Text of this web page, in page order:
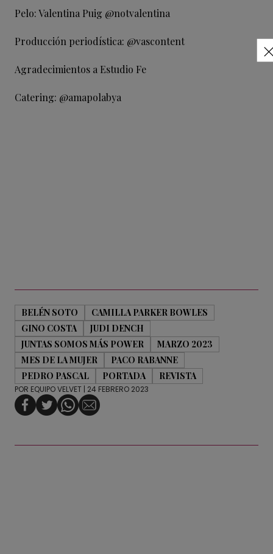
Pelo: Valentina Puig @notvalentina
Producción periodística: @vascontent
Agradecimientos a Estudio Fe
Catering: @amapolabya
BELÉN SOTO
CAMILLA PARKER BOWLES
GINO COSTA
JUDI DENCH
JUNTAS SOMOS MÁS POWER
MARZO 2023
MES DE LA MUJER
PACO RABANNE
PEDRO PASCAL
PORTADA REVISTA
POR EQUIPO VELVET | 24 FEBRERO 2023